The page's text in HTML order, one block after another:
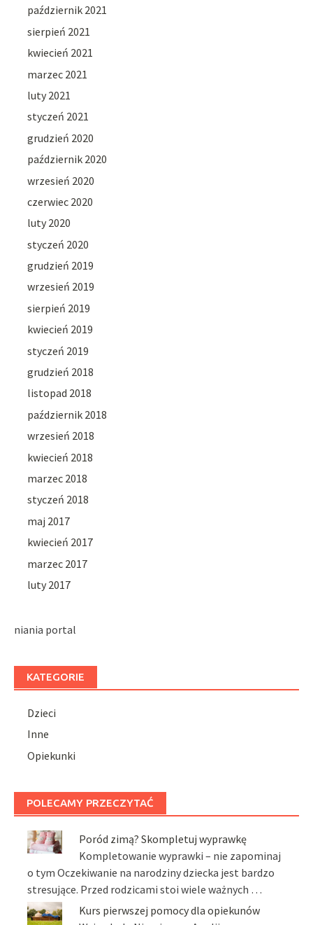
październik 2021
sierpień 2021
kwiecień 2021
marzec 2021
luty 2021
styczeń 2021
grudzień 2020
październik 2020
wrzesień 2020
czerwiec 2020
luty 2020
styczeń 2020
grudzień 2019
wrzesień 2019
sierpień 2019
kwiecień 2019
styczeń 2019
grudzień 2018
listopad 2018
październik 2018
wrzesień 2018
kwiecień 2018
marzec 2018
styczeń 2018
maj 2017
kwiecień 2017
marzec 2017
luty 2017
niania portal
KATEGORIE
Dzieci
Inne
Opiekunki
POLECAMY PRZECZYTAĆ
Poród zimą? Skompletuj wyprawkę
Kompletowanie wyprawki – nie zapominaj
o tym Oczekiwanie na narodziny dziecka jest bardzo
stresujące. Przed rodzicami stoi wiele ważnych …
Kurs pierwszej pomocy dla opiekunów